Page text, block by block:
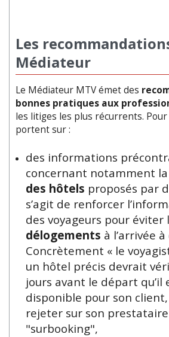
Les
Médiateur
Le Médiateur MTV émet des
bonnes pratiques aux
les litiges les plus récurrents. Pour
portent sur :
des informations
concernant notamment la
des hôtels proposés par
s’agit de renforcer
des voyageurs pour éviter
délogements à l’arrivée
Concrètement « le
un hôtel précis devrait
jours avant le départ qu’il
disponible pour son
rejeter sur son
"surbooking",